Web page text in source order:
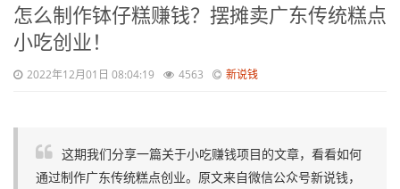
怎么制作钵仔糕赚钱？摆摊卖广东传统糕点
小吃创业！
2022年12月01日 08:04:19 4563 新说钱
这期我们分享一篇关于小吃赚钱项目的文章，看看如何
通过制作广东传统糕点创业。原文来自微信公众号新说钱，